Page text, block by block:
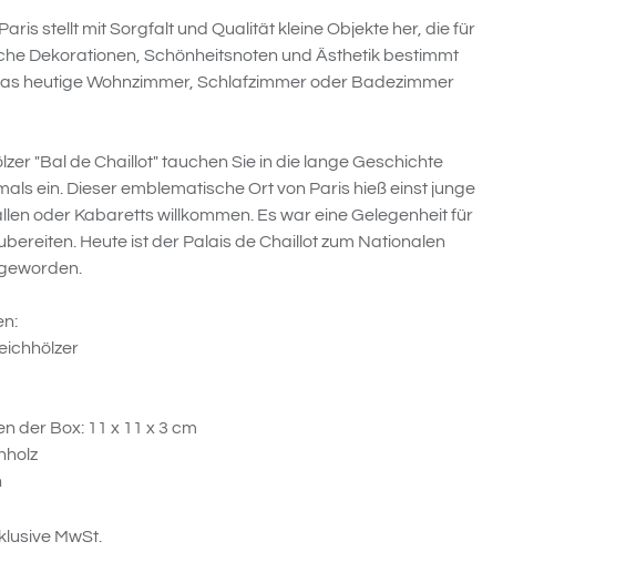
stellt mit Sorgfalt und Qualität kleine Objekte her, die für
Dekorationen, Schönheitsnoten und Ästhetik bestimmt
heutige Wohnzimmer, Schlafzimmer oder Badezimmer
"Bal de Chaillot" tauchen Sie in die lange Geschichte
ein. Dieser emblematische Ort von Paris hieß einst junge
oder Kabaretts willkommen. Es war eine Gelegenheit für
Heute ist der Palais de Chaillot zum Nationalen
der Box: 11 x 11 x 3 cm
MwSt.